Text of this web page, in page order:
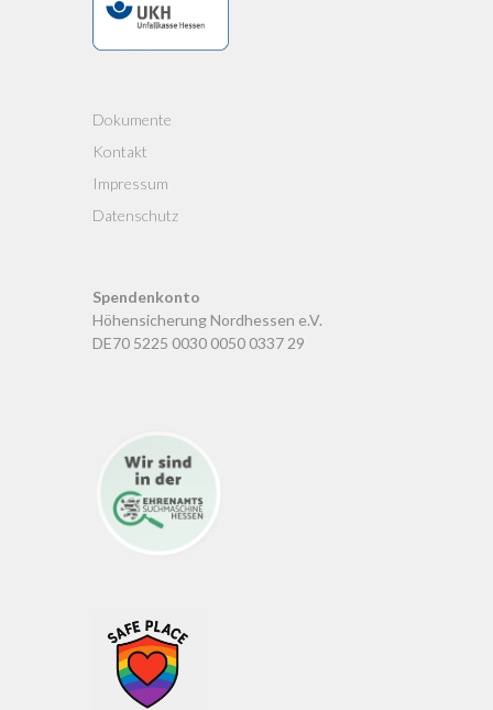
Dokumente
Kontakt
Impressum
Datenschutz
Spendenkonto
Höhensicherung Nordhessen e.V.
DE70 5225 0030 0050 0337 29